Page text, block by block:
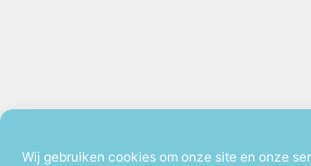
Wij gebruiken cookies om onze site en onze